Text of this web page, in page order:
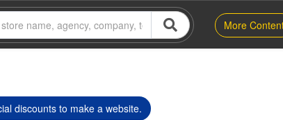
More
discounts to make a website.